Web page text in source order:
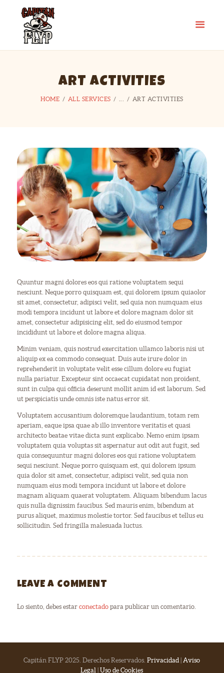
ART ACTIVITIES
HOME ALL SERVICES ART ACTIVITIES
ACTIVIDADES
CONTACTO
Quuntur magni dolores eos qui ratione voluptatem sequi
nesciunt. Neque porro quisquam est, qui dolorem ipsum quiaolor
sit amet, consectetur, adipisci velit, sed quia non numquam eius
modi tempora incidunt ut labore et dolore magnam dolor sit
amet, consectetur adipisicing elit, sed do eiusmod tempor
incididunt ut labore et dolore magna aliqua.
Minim veniam, quis nostrud exercitation ullamco laboris nisi ut
aliquip ex ea commodo consequat. Duis aute irure dolor in
reprehenderit in voluptate velit esse cillum dolore eu fugiat
nulla pariatur. Excepteur sint occaecat cupidatat non proident,
sunt in culpa qui officia deserunt mollit anim id est laborum. Sed
ut perspiciatis unde omnis iste natus error sit.
Voluptatem accusantium doloremque laudantium, totam rem
aperiam, eaque ipsa quae ab illo inventore veritatis et quasi
architecto beatae vitae dicta sunt explicabo. Nemo enim ipsam
voluptatem quia voluptas sit aspernatur aut odit aut fugit, sed
quia consequuntur magni dolores eos qui ratione voluptatem
sequi nesciunt. Neque porro quisquam est, qui dolorem ipsum
quia dolor sit amet, consectetur, adipisci velit, sed quia non
numquam eius modi tempora incidunt ut labore et dolore
magnam aliquam quaerat voluptatem. Aliquam bibendum lacus
quis nulla dignissim faucibus. Sed mauris enim, bibendum at
purus aliquet, maximus molestie tortor. Sed faucibus et tellus eu
sollicitudin. Sed fringilla malesuada luctus.
LEAVE A COMMENT
Lo siento, debes estar conectadopara publicar un comentario.
Capitán FLYP 2025. Derechos Reservados.Privacidad |Aviso
Legal |Uso de Cookies